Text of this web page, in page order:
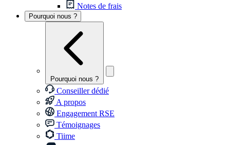
Notes de frais
Pourquoi nous ?
Pourquoi nous ?
Conseiller dédié
A propos
Engagement RSE
Témoignages
Tiime